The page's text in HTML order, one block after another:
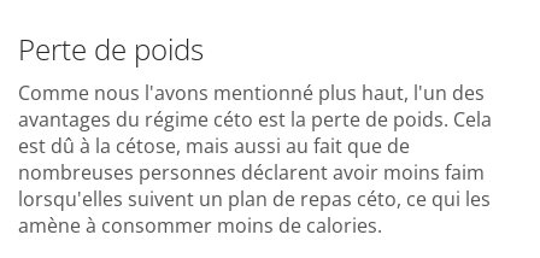
Perte de poids
Comme nous l'avons mentionné plus haut, l'un des
avantages du régime céto est la perte de poids. Cela
est dû à la cétose, mais aussi au fait que de
nombreuses personnes déclarent avoir moins faim
lorsqu'elles suivent un plan de repas céto, ce qui les
amène à consommer moins de calories.